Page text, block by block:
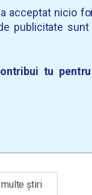
acceptat nicio
publicitate
tu pentru
știri